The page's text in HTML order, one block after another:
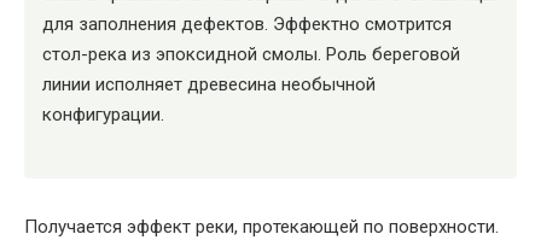
для заполнения дефектов. Эффектно смотрится
стол-река из эпоксидной смолы. Роль береговой
линии исполняет древесина необычной
конфигурации.
Получается эффект реки, протекающей по поверхности.